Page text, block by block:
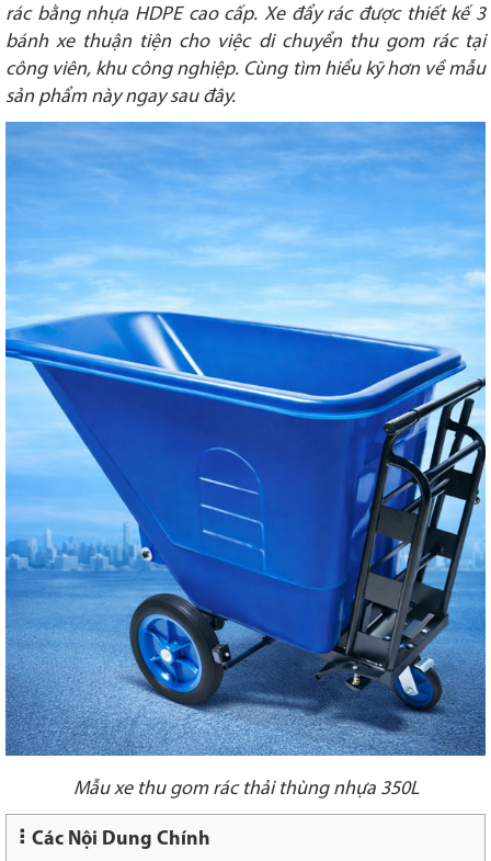
rác bằng nhựa HDPE cao cấp. Xe đẩy rác được thiết kế 3
bánh xe thuận tiện cho việc di chuyển thu gom rác tại
công viên, khu công nghiệp. Cùng tìm hiểu kỹ hơn về mẫu
sản phẩm này ngay sau đây.
Mẫu xe thu gom rác thải thùng nhựa 350L
Các Nội Dung Chính